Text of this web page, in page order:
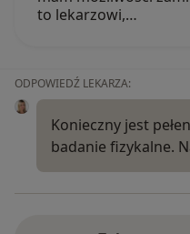
to lekarzowi,…
ODPOWIEDŹ LEKARZA:
Konieczny jest
badanie fizykalne.